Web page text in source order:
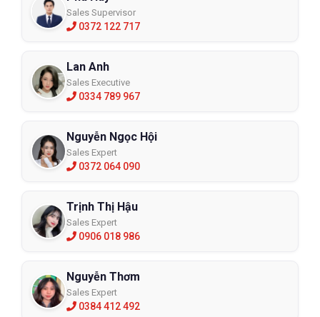
Sales Supervisor
0372 122 717
Lan Anh
Sales Executive
0334 789 967
Nguyễn Ngọc Hội
Sales Expert
0372 064 090
Trịnh Thị Hậu
Sales Expert
0906 018 986
Nguyễn Thơm
Sales Expert
0384 412 492